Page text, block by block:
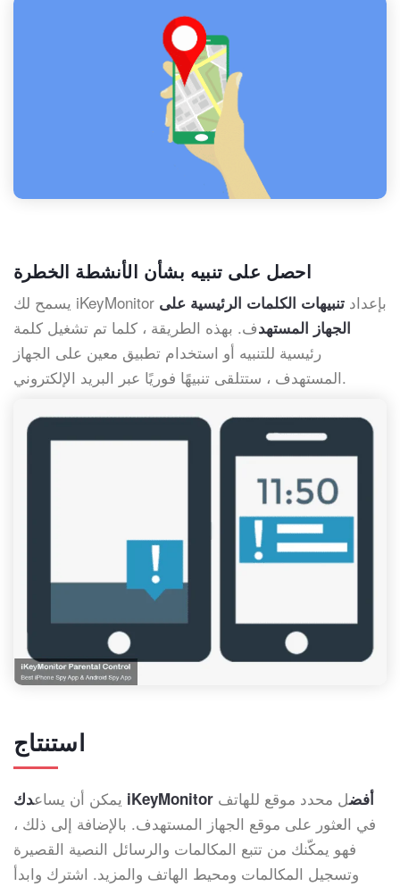
احصل على تنبيه بشأن الأنشطة الخطرة
يسمح لك iKeyMonitor بإعداد تنبيهات الكلمات الرئيسية على
الجهاز المستهدف. بهذه الطريقة ، كلما تم تشغيل كلمة
رئيسية للتنبيه أو استخدام تطبيق معين على الجهاز
المستهدف ، ستتلقى تنبيهًا فوريًا عبر البريد الإلكتروني.
استنتاج
يمكن أن يساع دك iKeyMonitor أفضل محدد موقع للهاتف
في العثور على موقع الجهاز المستهدف. بالإضافة إلى ذلك ،
فهو يمكّنك من تتبع المكالمات والرسائل النصية القصيرة
وتسجيل المكالمات ومحيط الهاتف والمزيد. اشترك وابدأ